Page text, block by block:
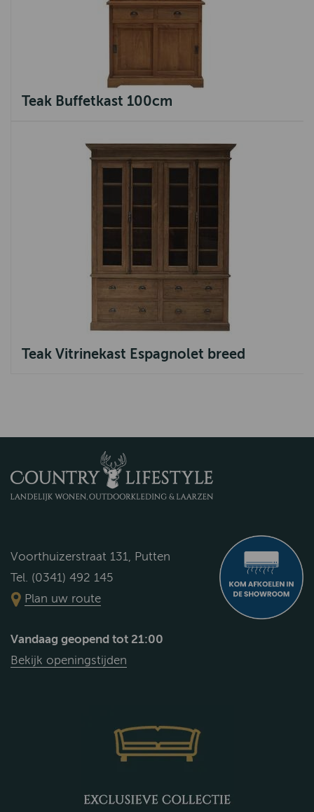
Teak Buffetkast 100cm
Teak Vitrinekast Espagnolet breed
Voorthuizerstraat 131, Putten
Tel. (0341) 492 145
Plan uw route
Vandaag geopend tot 21:00
Bekijk openingstijden